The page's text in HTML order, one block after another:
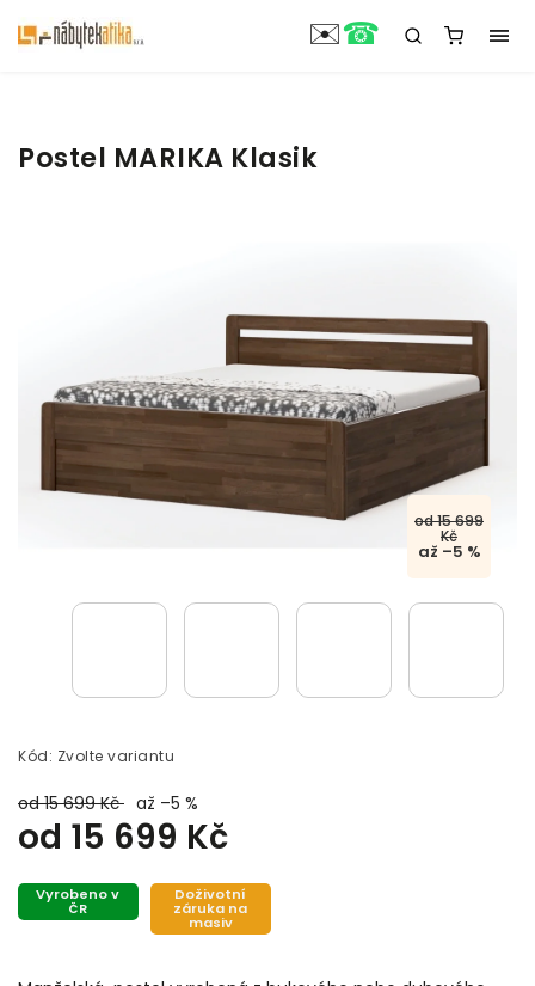
Postel MARIKA Klasik
od 15 699
Kč
až –5 %
Kód: Zvolte variantu
od 15 699 Kč až –5 %
od 15 699 Kč
Vyrobeno v
ČR
Doživotní
záruka na
masiv
✉️☎